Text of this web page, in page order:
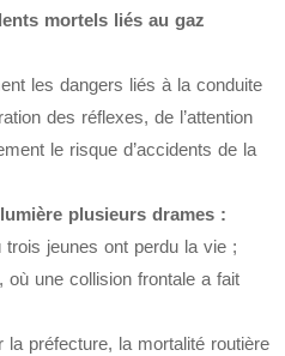
mortels liés au gaz
les dangers liés à la conduite
des réflexes, de l’attention
le risque d’accidents de la
plusieurs drames :
jeunes ont perdu la vie ;
une collision frontale a fait
préfecture, la mortalité routière